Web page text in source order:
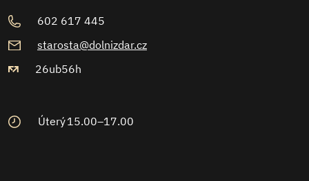
602 617 445
starosta@dolnizdar.cz
26ub56h
Úterý15.00–17.00